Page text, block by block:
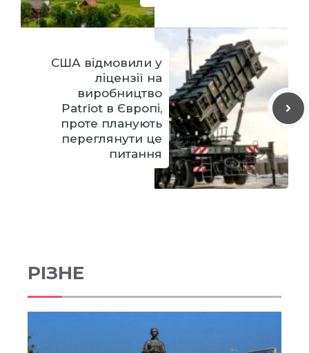
США відмовили у
ліцензії на
виробництво
Patriot в Європі,
проте планують
переглянути це
питання
РІЗНЕ